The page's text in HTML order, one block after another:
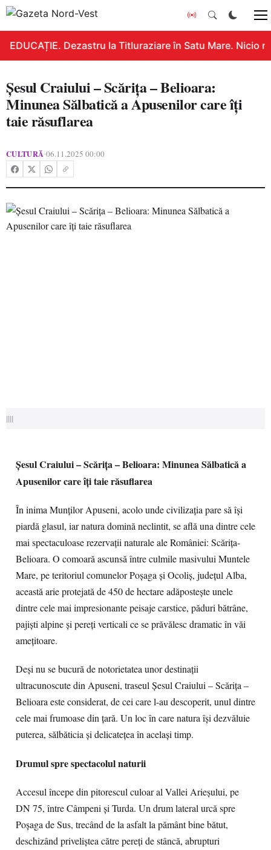
EDUCAȚIE. Dezastru la Titluraziare în Satu Mare. Nicio
Șesul Craiului – Scărița – Belioara:
Minunea Sălbatică a Apusenilor care îți
taie răsuflarea
CULTURĂ•06.11.2025 00:00
||||
Șesul Craiului – Scărița – Belioara: Minunea Sălbatică a
Apusenilor care îți taie răsuflarea
În inima Munților Apuseni, acolo unde civilizația pare să își
piardă glasul, iar natura domină neclintit, se află una dintre cele
mai spectaculoase rezervații naturale ale României: Scărița-
Belioara. O comoară ascunsă între culmile masivului Muntele
Mare, pe teritoriul comunelor Poșaga și Ocoliș, județul Alba,
această arie protejată de 450 de hectare adăpostește unele
dintre cele mai impresionante peisaje carstice, păduri bătrâne,
pajiști alpine și pereți verticali ce se prăvălesc dramatic în văi
amețitoare.
Deși nu se bucură de notorietatea unor destinații
ultracunoscute din Apuseni, traseul Șesul Craiului – Scărița –
Belioara este considerat, de cei care l-au descoperit, unul dintre
cele mai frumoase din țară. Un loc în care natura își dezvăluie
puterea, sălbăticia și delicatețea în același timp.
Drumul spre spectacolul naturii
Accesul începe din pitorescul culoar al Vallei Arieșului, pe
DN 75, între Câmpeni și Turda. Un drum lateral urcă spre
Poșaga de Sus, trecând de la asfalt la pământ bine bătut,
deschizând priveliștea către pereți de stâncă, abrupturi